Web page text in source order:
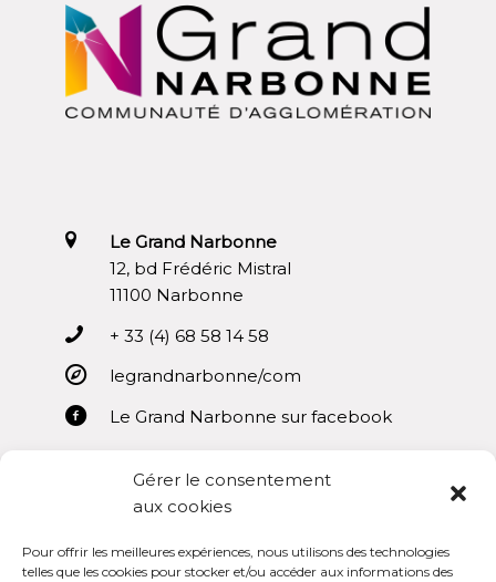
Le Grand Narbonne
12, bd Frédéric Mistral
11100 Narbonne
+ 33 (4) 68 58 14 58
legrandnarbonne/com
Le Grand Narbonne sur facebook
Mentions légales
Gérer le consentement
aux cookies
Pour offrir les meilleures expériences, nous utilisons des technologies
telles que les cookies pour stocker et/ou accéder aux informations des